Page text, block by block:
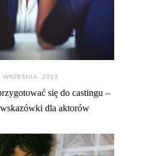
WRZEŚNIA. 2023
się do castingu –
dla aktorów